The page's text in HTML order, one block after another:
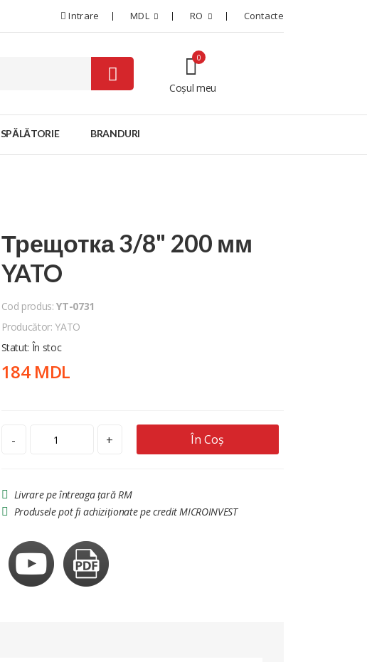
Intrare MDL RO Contacte
Coșul meu
0
SPĂLĂTORIE BRANDURI
Трещотка 3/8" 200 мм
YATO
Cod produs:YT-0731
Producător: YATO
Statut: În stoc
184 MDL
- + În Coș
Livrare pe întreaga țară RM
Produsele pot fi achiziționate pe credit MICROINVEST